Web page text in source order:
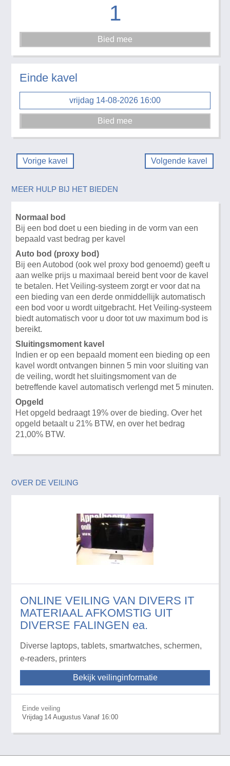
1
Einde kavel
vrijdag 14-08-2026 16:00
Vorige kavel Volgende kavel
MEER HULP BIJ HET BIEDEN
Normaal bod
Bij een bod doet u een bieding in de vorm van een
bepaald vast bedrag per kavel
Auto bod (proxy bod)
Bij een Autobod (ook wel proxy bod genoemd) geeft u
aan welke prijs u maximaal bereid bent voor de kavel
te betalen. Het Veiling-systeem zorgt er voor dat na
een bieding van een derde onmiddellijk automatisch
een bod voor u wordt uitgebracht. Het Veiling-systeem
biedt automatisch voor u door tot uw maximum bod is
bereikt.
Sluitingsmoment kavel
Indien er op een bepaald moment een bieding op een
kavel wordt ontvangen binnen 5 min voor sluiting van
de veiling, wordt het sluitingsmoment van de
betreffende kavel automatisch verlengd met 5 minuten.
Opgeld
Het opgeld bedraagt 19% over de bieding. Over het
opgeld betaalt u 21% BTW, en over het bedrag
21,00% BTW.
OVER DE VEILING
ONLINE VEILING VAN DIVERS IT
MATERIAAL AFKOMSTIG UIT
DIVERSE FALINGEN ea.
Diverse laptops, tablets, smartwatches, schermen,
e-readers, printers
Bekijk veilinginformatie
Einde veiling
Vrijdag 14 Augustus Vanaf 16:00